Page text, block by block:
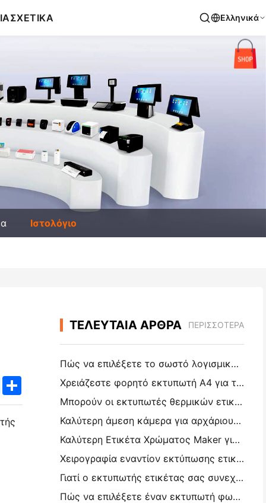
ΣΧΕΤΙΚΑ Ελληνικά
Ιστολόγιο
TwitterShare
ΤΕΛΕΥΤΑΙΑ ΑΡΘΡΑ ΠΕΡΙΣΣΌΤΕΡΑ
Πώς να επιλέξετε το σωστό λογισμικό εστιατορίου για το μικρό ή μεσαίο σας εστιατόριο
Χρειάζεστε φορητό εκτυπωτή A4 για τιμολόγια αποθήκης; Τι πραγματικά λειτουργεί
Μπορούν οι εκτυπωτές θερμικών ετικετών να κάνουν αδιάβροχες ετικέτες για προϊόντα μικρών επιχειρήσεων;
Καλύτερη άμεση κάμερα για αρχάριους που δεν θέλουν να σπαταλήσουν χαρτί
Καλύτερη Ετικέτα Χρώματος Maker για Journaling και Scrapbooking: Προσθέστε Περισσότερο Χρώμα σε Κάθε Σελίδα
Χειρογραφία εναντίον εκτύπωσης ετικετών αποστολής: Συμβουλές για τις μικρές επιχειρήσεις το 2026
Γιατί ο εκτυπωτής ετικέτας σας συνεχίζει να μπλοκάρει;
Πώς να επιλέξετε έναν εκτυπωτή φωτογραφιών τσέπης: ένας πλήρης οδηγός για τους χρήστες ημερολογίου, ταξιδιών και iPhone